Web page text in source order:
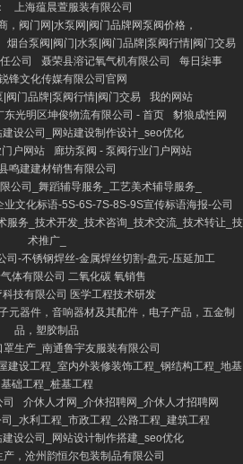
上海蕴晨萱服装有限公司
，阀门网|水泵网|阀门品牌网泵阀价格，
烟台泵阀|阀门|水泵|阀门品牌|泵阀行情|阀门交易
公司
聂荣县溶记氧气机有限公司
每日柒事
锋文化传媒有限公司官网
阀门品牌|泵阀行情|阀门交易
我的网站
东光明区坤俊物流有限公司 - 首页
豺狼成性网
设公司_网站建设制作设计_seo优化
户网站
廊坊泵阀 - 泵阀行业门户网站
鸣建建材销售有限公司
公司_舞蹈辅导服务_工艺美术辅导服务_
业文化标语-5S-6S-7S-8S-9S宣传标语海报-公司
服务_技术开发_技术咨询_技术交流_技术转让_技
术推广_
司-不锈钢焊丝-金属焊丝切割-盘元-压延加工
体有限公司 二氧化碳 氧销售
技有限公司 医学工程技术研发
元器件，音响器材及其配件，电子产品，五金制
品，塑胶制品
生产_南通鲁宇友服装有限公司
建设工程_室内外装修装饰工程_钢结构工程_地基
基础工程_桩基工程
介休人才网_介休招聘网_介休人才招聘网
_水利工程_市政工程_公路工程_建筑工程
设公司_网站设计制作搭建_seo优化
，沧州韵恒尔包装制品有限公司